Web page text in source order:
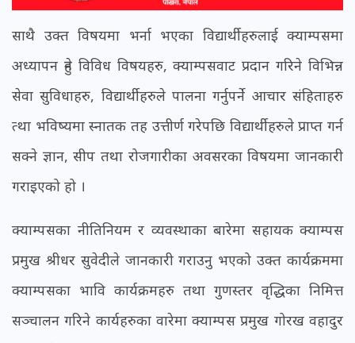
साथै उक्त विषयमा भर्ना भएका विद्यार्थीहरुलाई क्याम्पसमा
अध्यापन हुने विविध विषयहरु, क्याम्पसवाट प्रदान गरिने विभिन्न
सेवा सुविधाहरु, विद्यार्थीहरुले पालना गर्नुपर्ने आचार संहिताहरु
त्था भविष्यमा स्नातक तह उत्तीर्ण गरेपछि विद्यार्थीहरुले प्राप्त गर्न
सक्ने ज्ञान, सीप तथा रोजगारीका अवसरका विषयमा जानकारी
गराइएको हो ।
क्याम्पसका नीतिनियम र व्यवस्थाका बारेमा सहायक क्याम्पस
प्रमुख श्रीधर सुवेदीले जानकारी गराउनु भएको उक्त कार्यक्रममा
क्याम्पसका भावि कार्यक्रमहरु तथा गुणस्तर वृद्धिका निमित्त
सञ्चालन गरिने कार्यहरुका वारेमा क्याम्पस प्रमुख गोरख वहादुर